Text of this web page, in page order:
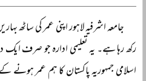
جامعہ اشرفیہ لاہور اپنی عمر کی ساٹھ
رکھ رہا ہے۔ یہ تعلیمی ادارہ جو صرف ایک
اسلامی جمہوریہ پاکستان کا ہم عمر ہونے